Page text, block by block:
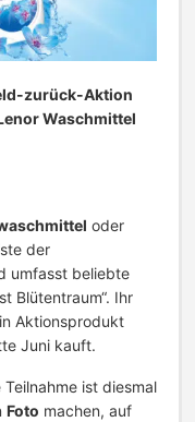
zurück-Aktion
Waschmittel
oder
der
umfasst beliebte
Blütentraum“. Ihr
Aktionsprodukt
Juni kauft.
Teilnahme ist diesmal
Foto machen, auf